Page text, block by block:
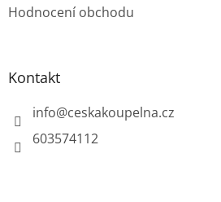
Hodnocení obchodu
Kontakt
info@ceskakoupelna.cz
603574112